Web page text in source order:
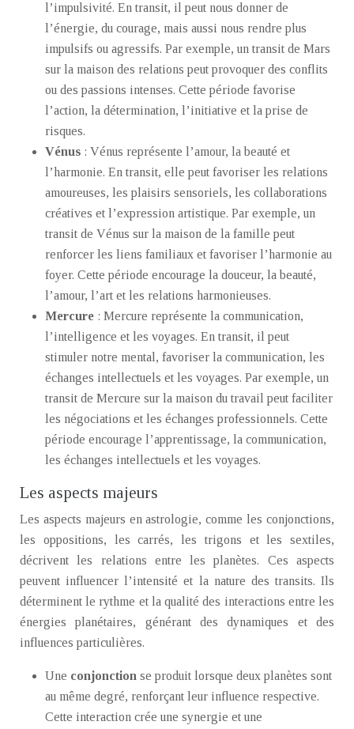
l’impulsivité. En transit, il peut nous donner de
l’énergie, du courage, mais aussi nous rendre plus
impulsifs ou agressifs. Par exemple, un transit de Mars
sur la maison des relations peut provoquer des conflits
ou des passions intenses. Cette période favorise
l’action, la détermination, l’initiative et la prise de
risques.
Vénus : Vénus représente l’amour, la beauté et
l’harmonie. En transit, elle peut favoriser les relations
amoureuses, les plaisirs sensoriels, les collaborations
créatives et l’expression artistique. Par exemple, un
transit de Vénus sur la maison de la famille peut
renforcer les liens familiaux et favoriser l’harmonie au
foyer. Cette période encourage la douceur, la beauté,
l’amour, l’art et les relations harmonieuses.
Mercure : Mercure représente la communication,
l’intelligence et les voyages. En transit, il peut
stimuler notre mental, favoriser la communication, les
échanges intellectuels et les voyages. Par exemple, un
transit de Mercure sur la maison du travail peut faciliter
les négociations et les échanges professionnels. Cette
période encourage l’apprentissage, la communication,
les échanges intellectuels et les voyages.
Les aspects majeurs
Les aspects majeurs en astrologie, comme les conjonctions,
les oppositions, les carrés, les trigons et les sextiles,
décrivent les relations entre les planètes. Ces aspects
peuvent influencer l’intensité et la nature des transits. Ils
déterminent le rythme et la qualité des interactions entre les
énergies planétaires, générant des dynamiques et des
influences particulières.
Une conjonction se produit lorsque deux planètes sont
au même degré, renforçant leur influence respective.
Cette interaction crée une synergie et une